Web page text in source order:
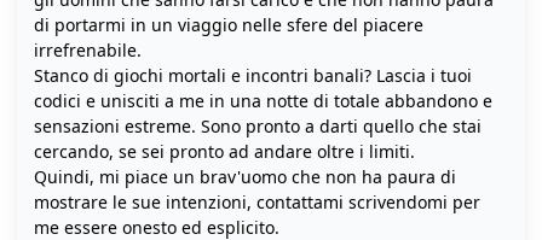
di portarmi in un viaggio nelle sfere del piacere
irrefrenabile.
Stanco di giochi mortali e incontri banali? Lascia i tuoi
codici e unisciti a me in una notte di totale abbandono e
sensazioni estreme. Sono pronto a darti quello che stai
cercando, se sei pronto ad andare oltre i limiti.
Quindi, mi piace un brav'uomo che non ha paura di
mostrare le sue intenzioni, contattami scrivendomi per
me essere onesto ed esplicito.